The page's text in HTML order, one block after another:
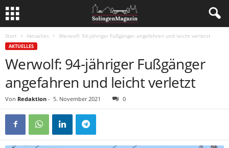
Start Aktuelles Werwolf: 94-jähriger Fußgänger angefahren und leicht verletzt
AKTUELLES
Werwolf: 94-jähriger Fußgänger
angefahren und leicht verletzt
Von Redaktion - 5. November 2021 0